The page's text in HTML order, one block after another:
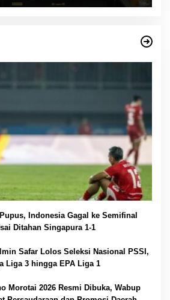
Indonesia Gagal ke Semifinal
Ditahan Singapura 1-1
Safar Lolos Seleksi Nasional PSSI,
Liga 3 hingga EPA Liga 1
Morotai 2026 Resmi Dibuka, Wabup